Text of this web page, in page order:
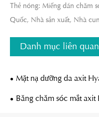
Thẻ nóng: Miếng dán chăm
Quốc, Nhà sản xuất, Nhà
Danh mục liên quan
Mặt nạ dưỡng da axit
Băng chăm sóc mắt